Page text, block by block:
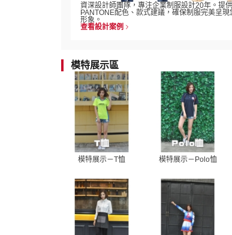
資深設計師團隊，專注企業制服設計20年。提
PANTONE配色、款式建議，確保制服完美呈
形象。
查看設計案例
模特展示區
模特展示－T恤 模特展示－Polo恤